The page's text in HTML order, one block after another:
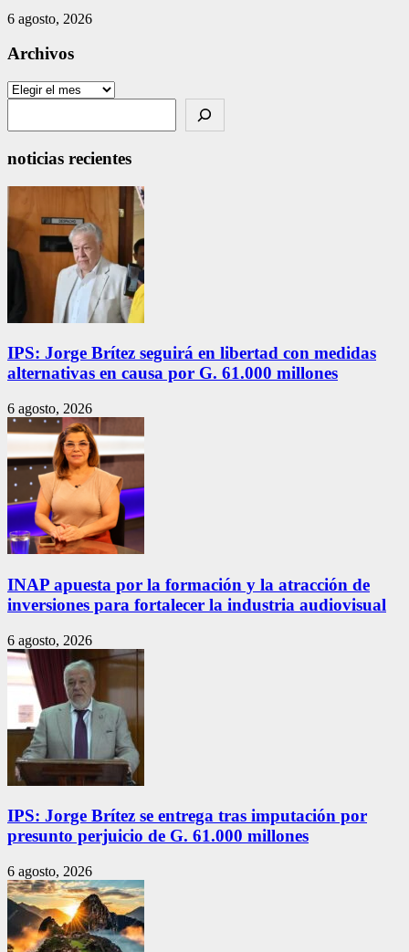
6 agosto, 2026
Archivos
Archivos
noticias recientes
IPS: Jorge Brítez seguirá en libertad con medidas
alternativas en causa por G. 61.000 millones
6 agosto, 2026
INAP apuesta por la formación y la atracción de
inversiones para fortalecer la industria audiovisual
6 agosto, 2026
IPS: Jorge Brítez se entrega tras imputación por
presunto perjuicio de G. 61.000 millones
6 agosto, 2026